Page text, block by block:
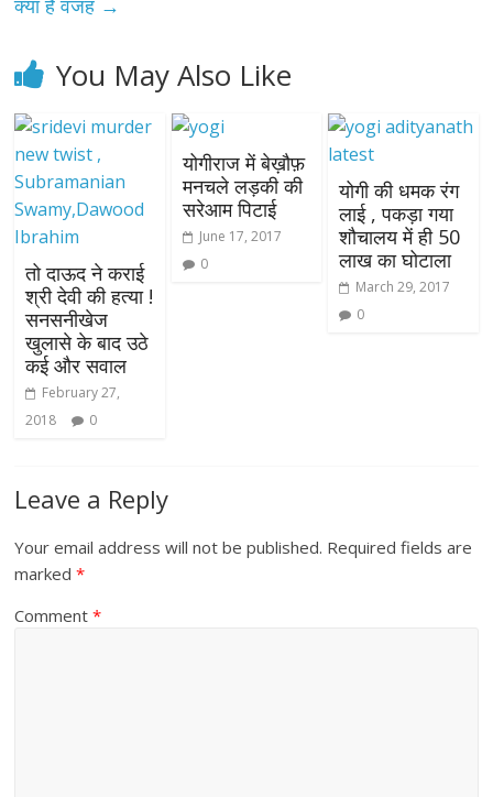
क्या है वजह →
You May Also Like
तो दाऊद ने कराई
श्री देवी की हत्या !
सनसनीखेज
खुलासे के बाद उठे
कई और सवाल
February 27,
2018
0
योगीराज में बेख़ौफ़
मनचले लड़की की
सरेआम पिटाई
June 17, 2017
0
योगी की धमक रंग
लाई , पकड़ा गया
शौचालय में ही 50
लाख का घोटाला
March 29, 2017
0
Leave a Reply
Your email address will not be published. Required fields are
marked*
Comment*